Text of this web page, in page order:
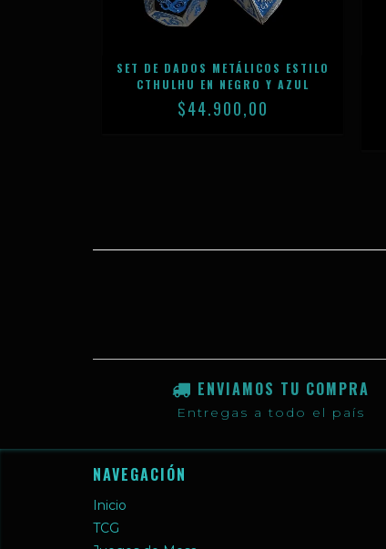
SET DE DADOS METÁLICOS ESTILO
CTHULHU EN NEGRO Y AZUL
$44.900,00
ENVIAMOS TU COMPRA
Entregas a todo el país
NAVEGACIÓN
Inicio
TCG